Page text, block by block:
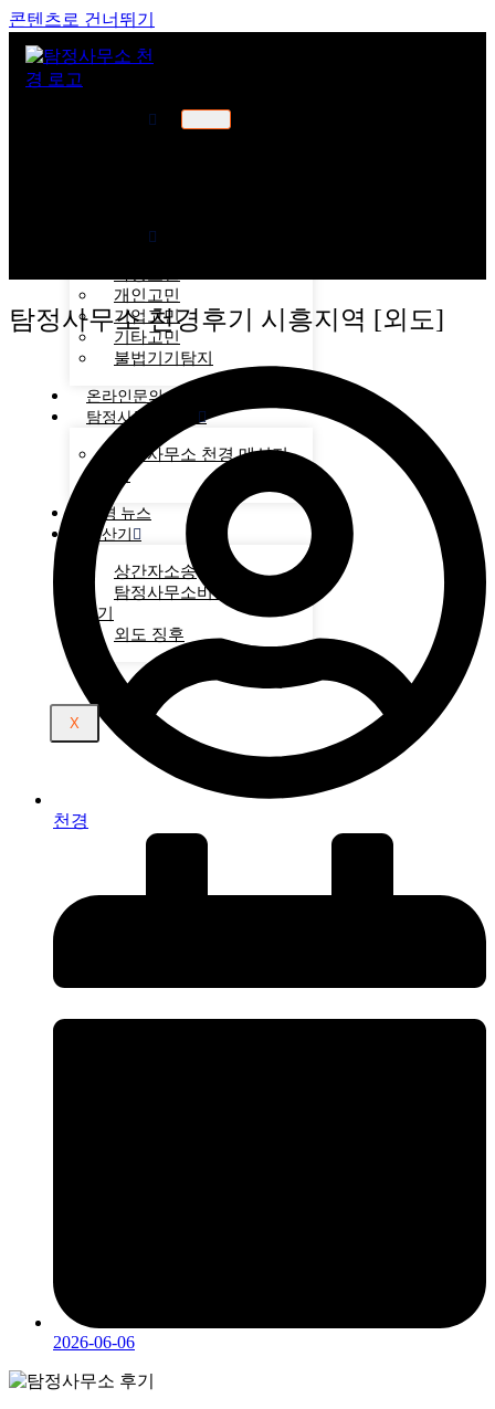
콘텐츠로 건너뛰기
개인고민
기업고민
기타고민
불법기기탐지
온라인문의
탐정사무소 후기
탐정사무소 천경 메신저
후기
천경 뉴스
계산기
상간자소송
탐정사무소비용 계산
기
외도 징후
X
탐정사무소 천경후기 시흥지역 [외도]
천경
2026-06-06